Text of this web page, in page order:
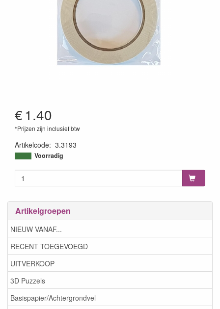
Artikelgroepen
NIEUW VANAF...
RECENT TOEGEVOEGD
UITVERKOOP
3D Puzzels
Basispapier/Achtergrondvel
€1.40
*Prijzen zijn inclusief btw
Artikelcode: 3.3193
8718736038465
Voorradig